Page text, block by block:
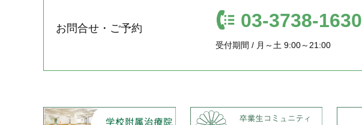
お問合せ・ご予約 03-3738-1630
受付期間 / 月～土 9:00～21:00